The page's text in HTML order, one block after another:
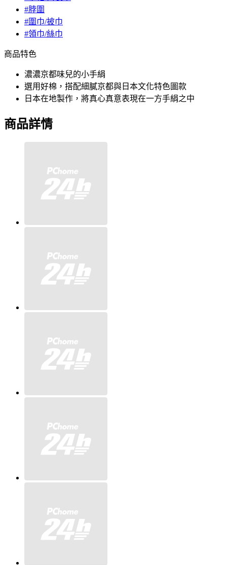
#脖圍
#圍巾/披巾
#領巾/絲巾
商品特色
濃濃京都味兒的小手絹
選用好棉，搭配細膩京都與日本文化特色圖款
日本在地製作，將真心真意表現在一方手絹之中
商品詳情